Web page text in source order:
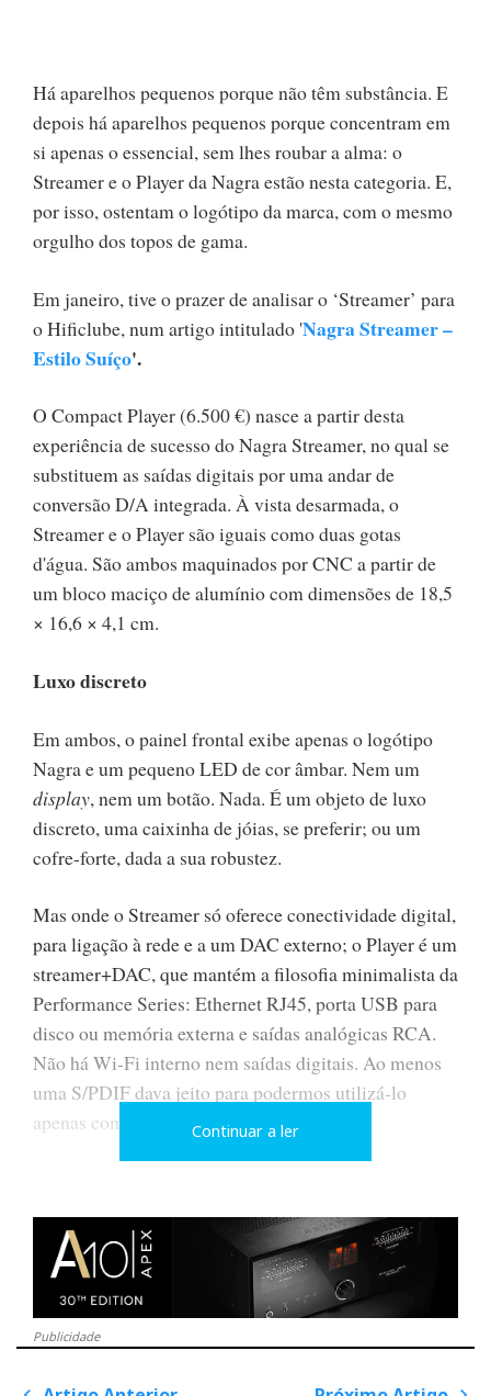
Há aparelhos pequenos porque não têm substância. E
depois há aparelhos pequenos porque concentram em
si apenas o essencial, sem lhes roubar a alma: o
Streamer e o Player da Nagra estão nesta categoria. E,
por isso, ostentam o logótipo da marca, com o mesmo
orgulho dos topos de gama.
Em janeiro, tive o prazer de analisar o ‘Streamer’ para
o Hificlube, num artigo intitulado 'Nagra Streamer –
Estilo Suíço'.
O Compact Player (6.500 €) nasce a partir desta
experiência de sucesso do Nagra Streamer, no qual se
substituem as saídas digitais por uma andar de
conversão D/A integrada. À vista desarmada, o
Streamer e o Player são iguais como duas gotas
d'água. São ambos maquinados por CNC a partir de
um bloco maciço de alumínio com dimensões de 18,5
× 16,6 × 4,1 cm.
Luxo discreto
Em ambos, o painel frontal exibe apenas o logótipo
Nagra e um pequeno LED de cor âmbar. Nem um
display, nem um botão. Nada. É um objeto de luxo
discreto, uma caixinha de jóias, se preferir; ou um
cofre-forte, dada a sua robustez.
Mas onde o Streamer só oferece conectividade digital,
para ligação à rede e a um DAC externo; o Player é um
streamer+DAC, que mantém a filosofia minimalista da
Performance Series: Ethernet RJ45, porta USB para
disco ou memória externa e saídas analógicas RCA.
Não há Wi-Fi interno nem saídas digitais. Ao menos
uma S/PDIF dava jeito para podermos utilizá-lo
apenas como
streamer.
mesma rede doméstica. Para alguns, essa austeridade
será uma virtude. Para outros, será uma limitação,
sobretudo para quem valoriza a flexibilidade.
O Streamer é aconselhado para quem já possui um
DAC Nagra (via Nagra Link) ou outro de igual
Continuar a ler
Publicidade